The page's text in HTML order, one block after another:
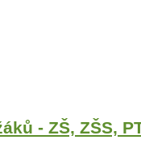
- ZŠ, ZŠS,